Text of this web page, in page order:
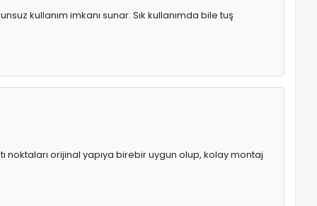
kullanım imkanı sunar. Sık kullanımda bile tuş
orijinal yapıya birebir uygun olup, kolay montaj